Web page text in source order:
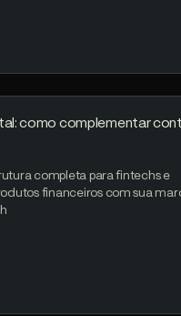
como complementar
completa para fintechs e
financeiros com sua